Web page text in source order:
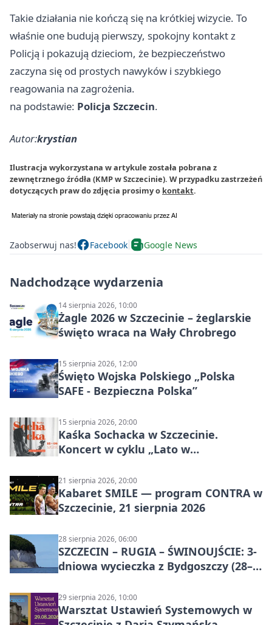
Takie działania nie kończą się na krótkiej wizycie. To
właśnie one budują pierwszy, spokojny kontakt z
Policją i pokazują dzieciom, że bezpieczeństwo
zaczyna się od prostych nawyków i szybkiego
reagowania na zagrożenia.
na podstawie: Policja Szczecin.
Autor:krystian
Ilustracja wykorzystana w artykule została pobrana z
zewnętrznego źródła (KMP w Szczecinie). W przypadku zastrzeżeń
dotyczących praw do zdjęcia prosimy o kontakt.
Zaobserwuj nas! Facebook Google News
Nadchodzące wydarzenia
14 sierpnia 2026, 10:00
Żagle 2026 w Szczecinie – żeglarskie
święto wraca na Wały Chrobrego
15 sierpnia 2026, 12:00
Święto Wojska Polskiego „Polska
SAFE - Bezpieczna Polska”
15 sierpnia 2026, 20:00
Kaśka Sochacka w Szczecinie.
Koncert w cyklu „Lato w
21 sierpnia 2026, 20:00
Kabaret SMILE — program CONTRA w
Szczecinie, 21 sierpnia 2026
28 sierpnia 2026, 06:00
SZCZECIN – RUGIA – ŚWINOUJŚCIE: 3-
dniowa wycieczka z Bydgoszczy (28–
29 sierpnia 2026, 10:00
Warsztat Ustawień Systemowych w